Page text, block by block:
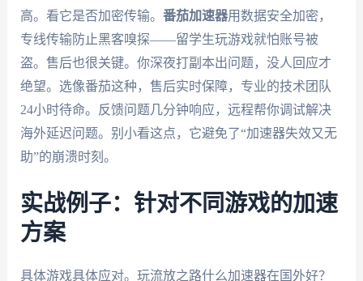
高。看它是否加密传输。 番茄加速器用数据安全加密，
专线传输防止黑客嗅探——留学生玩游戏就怕账号被
盗。售后也很关键。你深夜打副本出问题，没人回应才
绝望。选像番茄这种，售后实时保障，专业的技术团队
24小时待命。反馈问题几分钟响应，远程帮你调试解决
海外延迟问题。别小看这点，它避免了“加速器失效又无
助”的崩溃时刻。
实战例子：针对不同游戏的加速
方案
具体游戏具体应对。玩流放之路什么加速器在国外好？